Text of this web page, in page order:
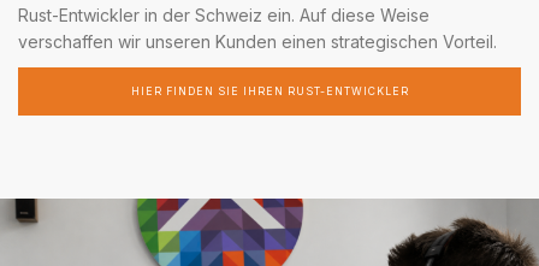
Rust-Entwickler in der Schweiz ein. Auf diese Weise
verschaffen wir unseren Kunden einen strategischen Vorteil.
HIER FINDEN SIE IHREN RUST-ENTWICKLER